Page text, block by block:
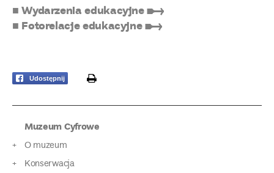
■ Wydarzenia edukacyjne ➸
■ Fotorelacje edukacyjne ➸
Udostępnij print
Muzeum Cyfrowe
O muzeum
Konserwacja